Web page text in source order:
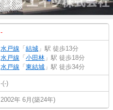
-
水戸線 「 結城 」駅 徒歩13分
水戸線 「 小田林 」駅 徒歩18分
水戸線 「 東結城 」駅 徒歩34分
-(-)
2002年 6月(築24年)